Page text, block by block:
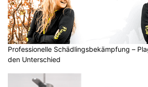
Professionelle Schädlingsbekämpfung –
den Unterschied